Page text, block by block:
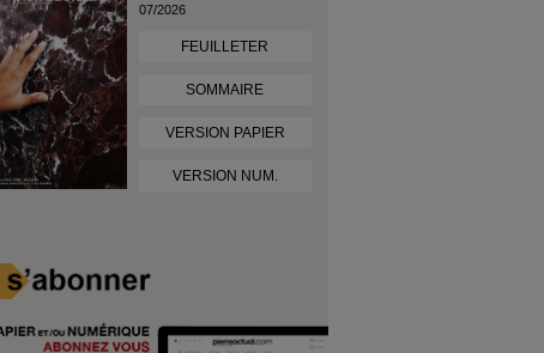
07/2026
FEUILLETER
SOMMAIRE
VERSION PAPIER
VERSION NUM.